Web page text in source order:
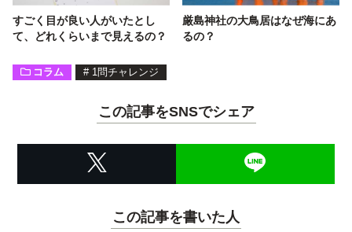
すごく目が良い人がいたとし
て、どれくらいまで見えるの？
厳島神社の大鳥居はなぜ海にあ
るの？
コラム # 1問チャレンジ
この記事をSNSでシェア
この記事を書いた人